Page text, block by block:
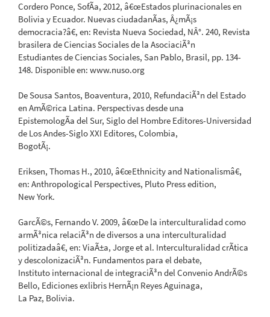
Cordero Ponce, SofÃ­a, 2012, â€œEstados plurinacionales en
Bolivia y Ecuador. Nuevas ciudadanÃ­as, Â¿mÃ¡s
democracia?â€, en: Revista Nueva Sociedad, NÂ°. 240, Revista
brasilera de Ciencias Sociales de la AsociaciÃ³n
Estudiantes de Ciencias Sociales, San Pablo, Brasil, pp. 134-
148. Disponible en: www.nuso.org
De Sousa Santos, Boaventura, 2010, RefundaciÃ³n del Estado
en AmÃ©rica Latina. Perspectivas desde una
EpistemologÃ­a del Sur, Siglo del Hombre Editores-Universidad
de Los Andes-Siglo XXI Editores, Colombia,
BogotÃ¡.
Eriksen, Thomas H., 2010, â€œEthnicity and Nationalismâ€,
en: Anthropological Perspectives, Pluto Press edition,
New York.
GarcÃ©s, Fernando V. 2009, â€œDe la interculturalidad como
armÃ³nica relaciÃ³n de diversos a una interculturalidad
politizadaâ€, en: ViaÃ±a, Jorge et al. Interculturalidad crÃ­tica
y descolonizaciÃ³n. Fundamentos para el debate,
Instituto internacional de integraciÃ³n del Convenio AndrÃ©s
Bello, Ediciones exlibris HernÃ¡n Reyes Aguinaga,
La Paz, Bolivia.